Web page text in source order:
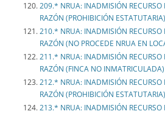
209.* NRUA: INADMISIÓN RECURSO
RAZÓN (PROHIBICIÓN ESTATUTARIA)
210.* NRUA: INADMISIÓN RECURSO
RAZÓN (NO PROCEDE NRUA EN
211.* NRUA: INADMISIÓN RECURSO
RAZÓN (FINCA NO INMATRICULADA)
212.* NRUA: INADMISIÓN RECURSO
RAZÓN (PROHIBICIÓN ESTATUTARIA)
213.* NRUA: INADMISIÓN RECURSO